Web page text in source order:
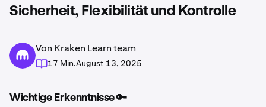
Sicherheit, Flexibilität und Kontrolle
Von Kraken Learn team
17 Min.August 13, 2025
Wichtige Erkenntnisse 🔑